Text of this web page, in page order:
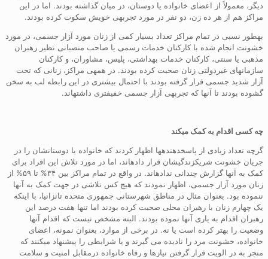
دیگر، معمولاً از اعضای خانواده یا دوستان، در میان گذاشته بودند. اما در این
مراکز هم از هر ده زن، دو نفر در مورد تجربهی خویش سکوت کرده بودند.
بهطور نسبی در تمام مراکز تعداد بسیار کمی از زنان مورد آزار جسمی، در مورد
خشونت انجام شده با کارکنان خدمات رسمی یا صاحب منصبانی نظیر رهبران
مذهبی یا سنتی، کارکنان خدمات بهداشتی، پلیس، مشاوران، و کارکنان
سازمانهای غیردولتی زنان صحبت کرده بودند. در همهی مراکز، زنانی که تحت
آزار شدید جسمی قرار گرفته بودند با احتمال بیشتری در این رابطه لب به سخن
گشوده بودند تا آنها که تجربهی آزار جسمی خفیفتری داشتهاند.
چه کسی اقدام به کمک میکند
گرچه تعداد زیادی از پاسخدهندهها اظهار کردند که خانواده یا دوستانشان را در
جریان خشونت شریکزندگیشان قرار دادهاند، اما در مورد تلاش این افراد برای
کمک به آنها گزارش چندانی ندادهاند. در واقع در تمام مراکز بین ۳۴% تا ۵۹% از
زنان مورد آزار جسمی، اظهار نمودند که هیچ کس تلاشی در جهت کمک به آنها
ننموده بود. بعنوان مثال در مناطق شهرستانی جمهوری متحده تانزانیا، با اینکه
یک چهارم زنان با رهبران محلی صحبت کرده بودند اما تنها هفت درصد این
رهبران اقدام به یاری آنها نموده بودند. البته مشخص نیست که اقدام آنها
وضعیت را بهتر کرده است یا نه. در برخی از موارد، بعنوان نمونه، اعضای
خانواده، خشونت مرد را نادیده می گیرند و یا شرایطی را پیشنهاد میکنند که
منجر به در الویت قرار گرفتن نیازها و رفاه خانواده درمقابل امنیت و سلامت